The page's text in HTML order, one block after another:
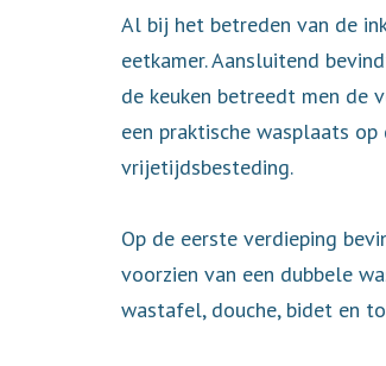
Al bij het betreden van de
eetkamer. Aansluitend
de keuken betreedt men de
een praktische wasplaats
vrijetijdsbesteding.
Op de eerste verdieping
voorzien van een dubbele
wastafel, douche, bidet en